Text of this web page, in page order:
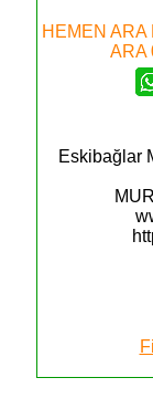
HEMEN ARA
ARA
Eskibağlar